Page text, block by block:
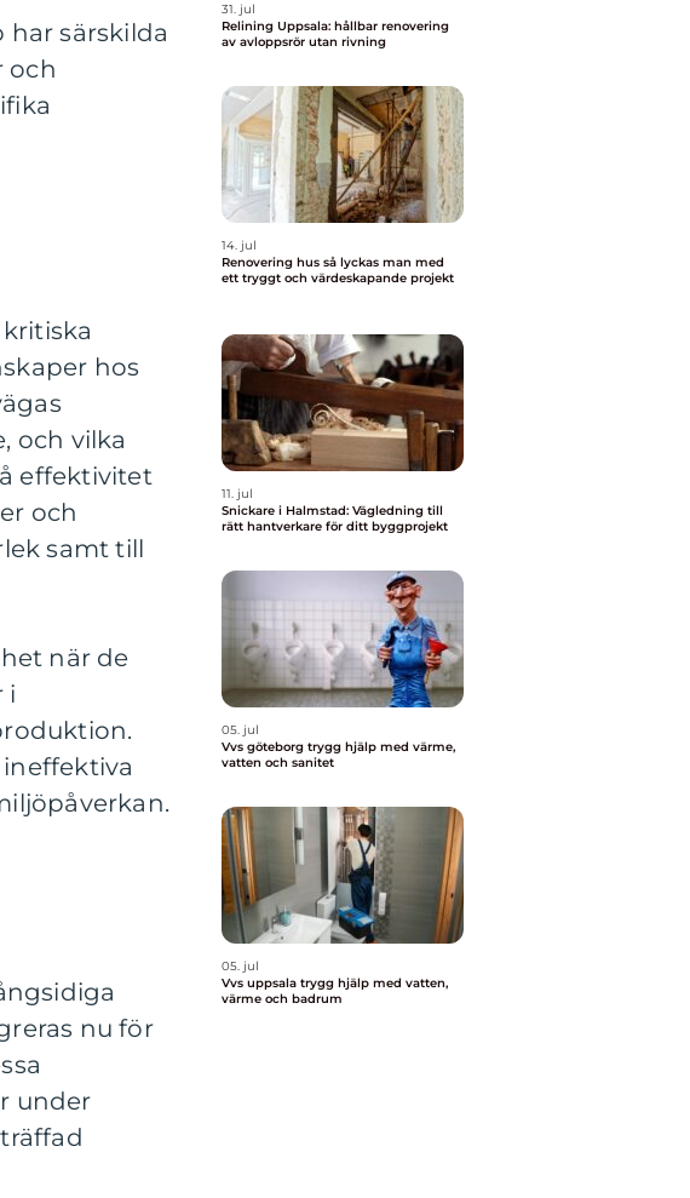
har särskilda
och
hos
och vilka
effektivitet
och
samt till
när de
i
nu för
under
31. jul
Relining Uppsala: hållbar renovering
av avloppsrör utan rivning
14. jul
Renovering hus så lyckas man med
ett tryggt och värdeskapande projekt
11. jul
Snickare i Halmstad: Vägledning till
rätt hantverkare för ditt byggprojekt
05. jul
Vvs göteborg trygg hjälp med värme,
vatten och sanitet
05. jul
Vvs uppsala trygg hjälp med vatten,
värme och badrum